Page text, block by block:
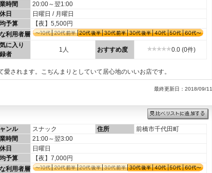
時間
20:00～翌1:00
日
日曜日 / 月曜日
予算
【夜】5,500円
利用者層
に入り
者
1人 おすすめ度 0.0 (0件)
されます。こぢんまりとしていて居心地のいいお店です。
最終更新日：2018/09/11
ンル スナック 住所
前橋市千代田町
時間
21:00～翌3:00
日
日曜日
予算
【夜】7,000円
利用者層